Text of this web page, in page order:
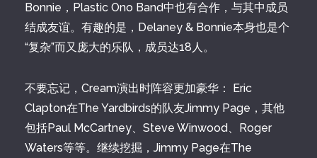
Bonnie，Plastic Ono Band中也有合作，与其中成员
结成友谊。有趣的是，Delaney & Bonnie本身也是个
“复杂”而又庞大的乐队，成员达18人。
不要忘记，Cream演出时阵容更加豪华： Eric
Clapton在The Yardbirds的队友Jimmy Page，其他
包括Paul McCartney、Steve Winwood、Roger
Waters等等。继续挖掘，Jimmy Page在The